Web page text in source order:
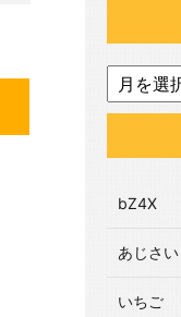
bZ4X
あじさい
いちご